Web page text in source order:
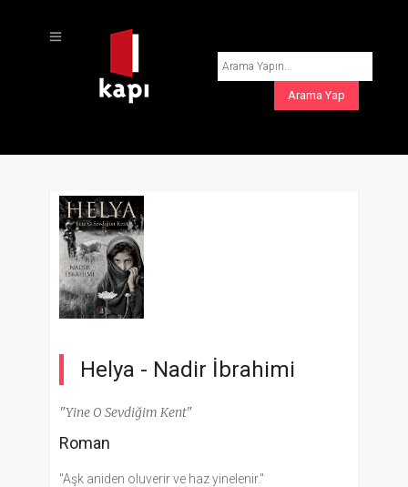
Helya - Nadir İbrahimi
"Yine O Sevdiğim Kent"
Roman
"Aşk aniden oluverir ve haz yinelenir."